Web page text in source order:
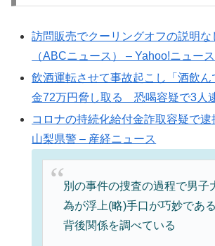
訪問販売でクーリングオフの説明
（ABCニュース） – Yahoo!ニュース
飲酒運転させて事故起こし「酒飲
金72万円脅し取る 恐喝容疑で3人
コロナの持続化給付金詐取容疑で
山梨県警 – 産経ニュース
別の事件の捜査の過程で男子
為が浮上(略)手口が巧妙であ
背後関係を調べている